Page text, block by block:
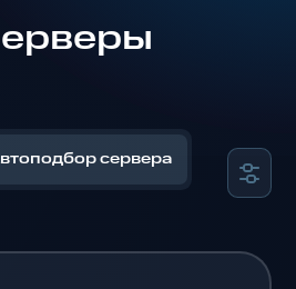
сервера